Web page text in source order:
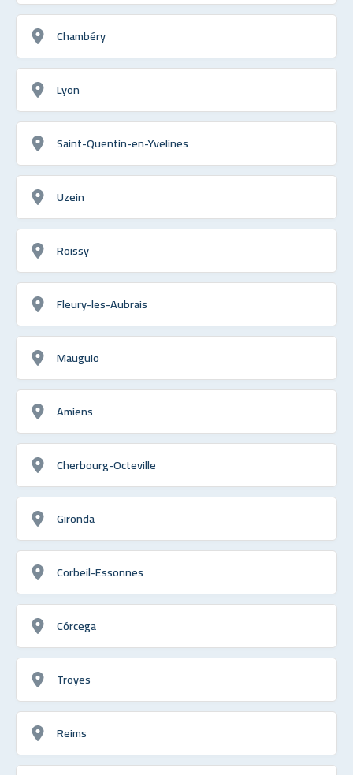
Chambéry
Lyon
Saint-Quentin-en-Yvelines
Uzein
Roissy
Fleury-les-Aubrais
Mauguio
Amiens
Cherbourg-Octeville
Gironda
Corbeil-Essonnes
Córcega
Troyes
Reims